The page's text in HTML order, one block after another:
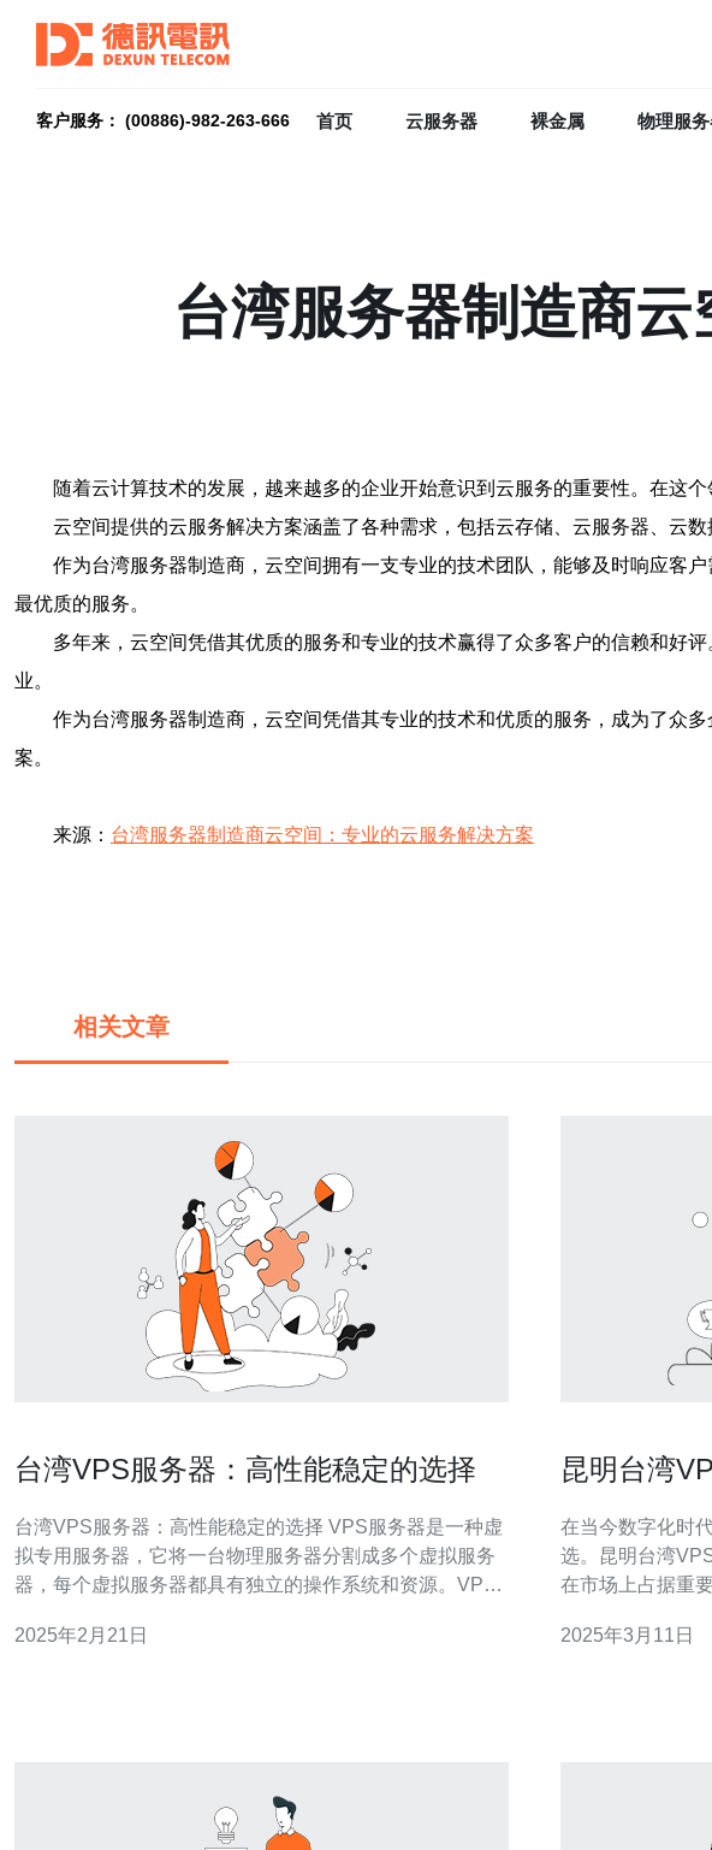
客户服务： (00886)-982-263-666 首页 云服务器 裸金属 物理服
台湾服务器制造商
随着云计算技术的发展，越来越多的企业开始意识到云服务的重要性。在这
云空间提供的云服务解决方案涵盖了各种需求，包括云存储、云服务器、云
作为台湾服务器制造商，云空间拥有一支专业的技术团队，能够及时响应客
最优质的服务。
多年来，云空间凭借其优质的服务和专业的技术赢得了众多客户的信赖和好
业。
作为台湾服务器制造商，云空间凭借其专业的技术和优质的服务，成为了众
案。
来源： 台湾服务器制造商云空间：专业的云服务解决方案
相关文章
台湾VPS服务器：高性能稳定的选择
台湾VPS服务器：高性能稳定的选择 VPS服务器是一种虚
拟专用服务器，它将一台物理服务器分割成多个虚拟服务
器，每个虚拟服务器都具有独立的操作系统和资源。VPS
2025年2月21日
昆明台湾
在当今数字化时
选。昆明台湾
在市场上占据重
设施和高速网络
2025年3月11日